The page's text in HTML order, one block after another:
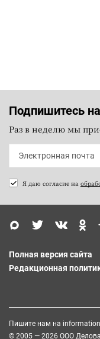
Подпишитесь
Раз в неделю мы
Я даю согласие на
Полная версия сайта
Редакционная
Пишите нам на
© 2005 — 2026 ООО